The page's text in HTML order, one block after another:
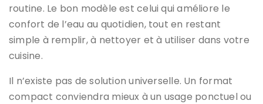
routine. Le bon modèle est celui qui améliore le
confort de l’eau au quotidien, tout en restant
simple à remplir, à nettoyer et à utiliser dans votre
cuisine.
Il n’existe pas de solution universelle. Un format
compact conviendra mieux à un usage ponctuel ou